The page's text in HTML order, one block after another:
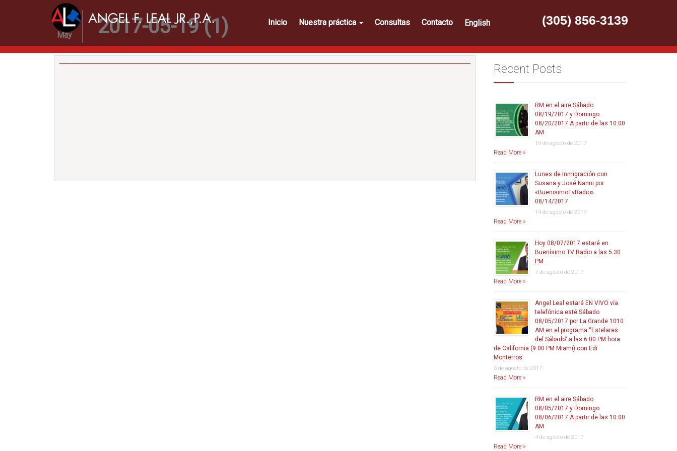
Inicio Nuestra práctica Consultas Contacto English (305) 856-3139
19
May 2017-05-19 (1)
Recent Posts
RM en el aire Sábado
08/19/2017 y Domingo
08/20/2017 A partir de las 10:00
AM
19 de agosto de 2017
Read More »
Lunes de Inmigración con
Susana y José Nanni por
«BuenisimoTvRadio»
08/14/2017
14 de agosto de 2017
Read More »
Hoy 08/07/2017 estaré en
Buenísimo TV Radio a las 5:30
PM
7 de agosto de 2017
Read More »
Angel Leal estará EN VIVO vía
telefónica esté Sábado
08/05/2017 por La Grande 1010
AM en el programa “Estelares
del Sábado” a las 6:00 PM hora
de California (9:00 PM Miami) con Edi
Monterros
5 de agosto de 2017
Read More »
RM en el aire Sábado
08/05/2017 y Domingo
08/06/2017 A partir de las 10:00
AM
4 de agosto de 2017
Read More »